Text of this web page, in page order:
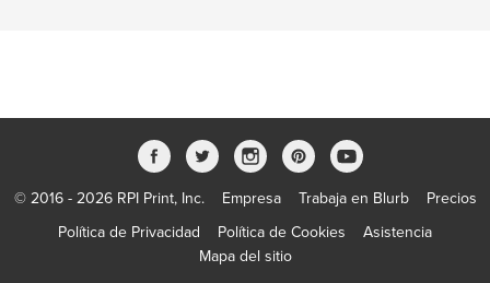
© 2016 - 2026 RPI Print, Inc. Empresa Trabaja en Blurb
Precios
Política de Privacidad
Política de Cookies
Asistencia
Mapa del sitio